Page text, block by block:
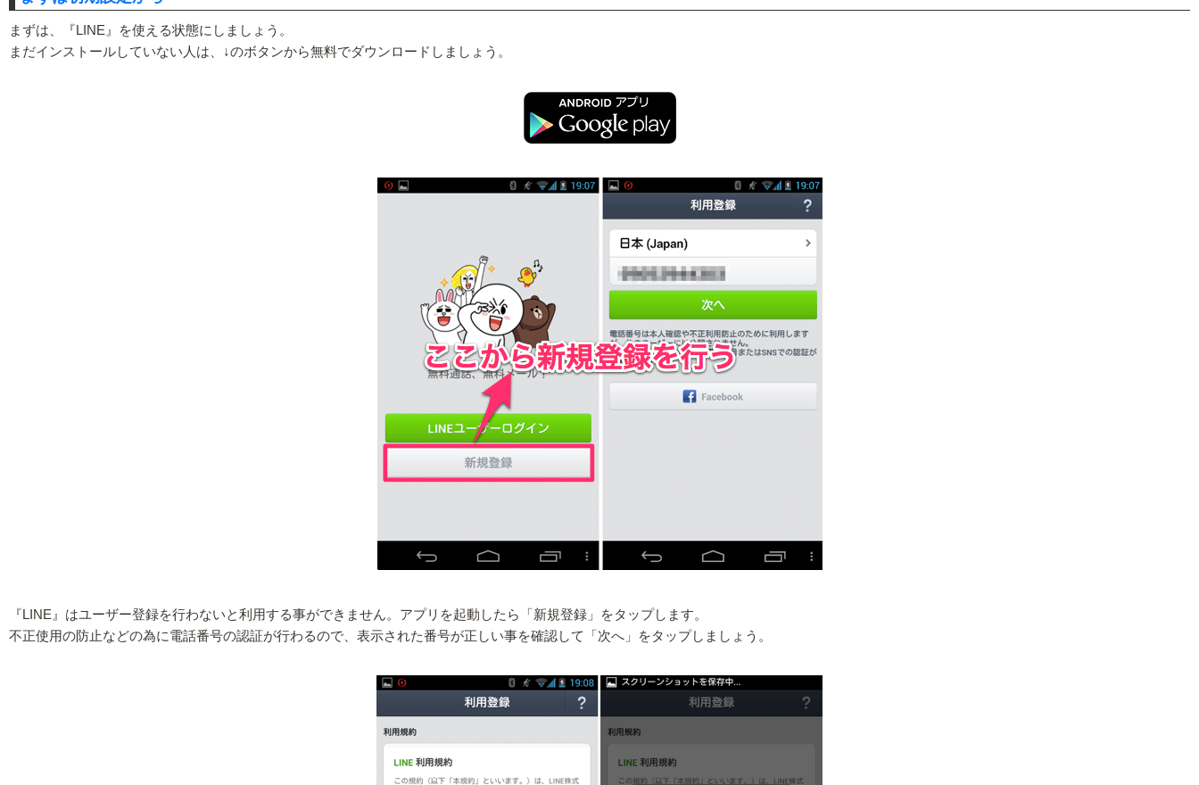
まずは、『LINE』を使える状態にしましょう。
まだインストールしていない人は、↓のボタンから無料でダウンロードしましょう。
『LINE』はユーザー登録を行わないと利用する事ができません。アプリを起動したら「新規登録」をタップします。
不正使用の防止などの為に電話番号の認証が行わるので、表示された番号が正しい事を確認して「次へ」をタップしましょう。